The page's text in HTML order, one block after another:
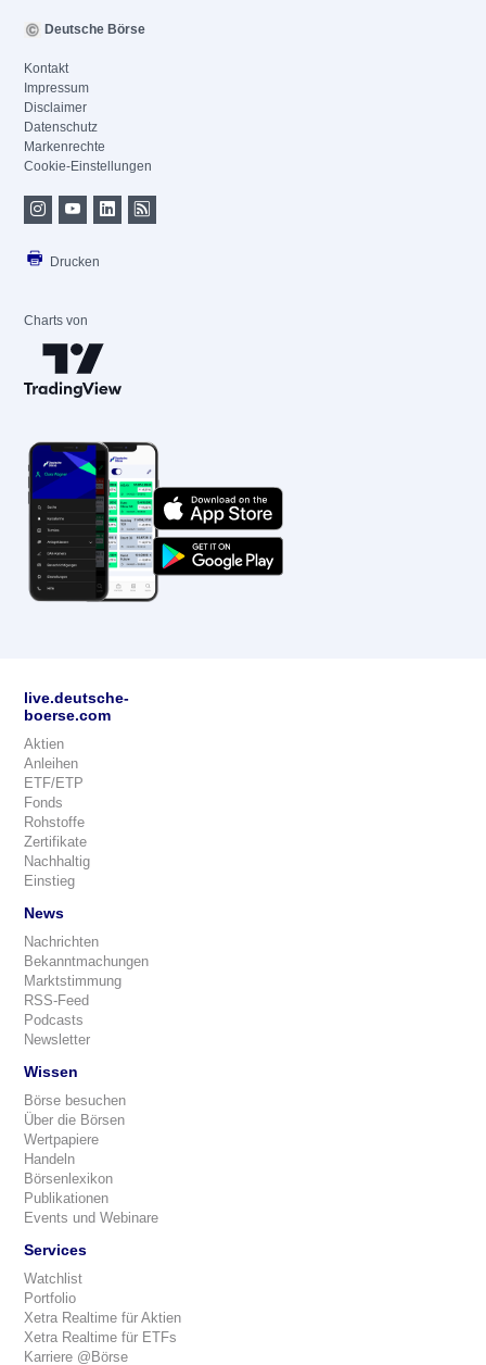
Deutsche Börse
Kontakt
Impressum
Disclaimer
Datenschutz
Markenrechte
Cookie-Einstellungen
Drucken
Charts von
live.deutsche-
boerse.com
Aktien
Anleihen
ETF/ETP
Fonds
Rohstoffe
Zertifikate
Nachhaltig
Einstieg
News
Nachrichten
Bekanntmachungen
Marktstimmung
RSS-Feed
Podcasts
Newsletter
Wissen
Börse besuchen
Über die Börsen
Wertpapiere
Handeln
Börsenlexikon
Publikationen
Events und Webinare
Services
Watchlist
Portfolio
Xetra Realtime für Aktien
Xetra Realtime für ETFs
Karriere @Börse